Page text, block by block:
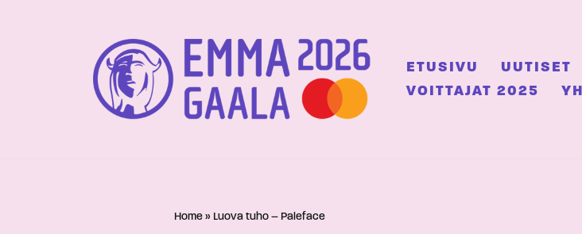
ETUSIVU UUTISET
VOITTAJAT 2025
Home » Luova tuho – Paleface